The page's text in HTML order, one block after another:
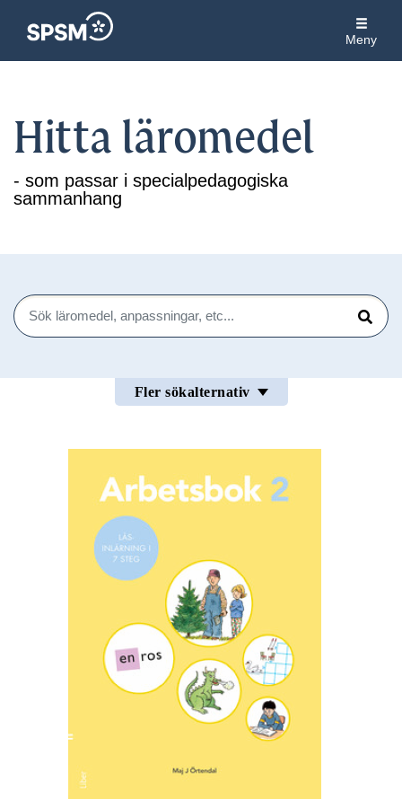
Meny
Hitta läromedel
- som passar i specialpedagogiska
sammanhang
Sök
Sök
Fler sökalternativ